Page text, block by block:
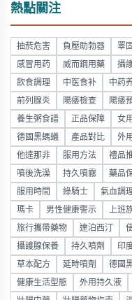
熱點關注
抽菸危害 負壓助勃器 睪
感冒用药 威而鋼用藥 攝
飲食調理 中医食补 中药
前列腺炎 陽痿檢查 陽痿
養生粥食譜 正品保障 女
德國黑螞蟻 產品對比 外
他達那非 服用方法 禮品
噴後洗澡 持久噴霧 藥品
服用時間 綠騎士 氣血調
瑪卡 男性健康警示 上班
旅行攜帶藥物 達泊西汀
攝護腺保養 持久噴劑 印
草本配方 延時噴劑 德國
健康生活型態 外用持久液